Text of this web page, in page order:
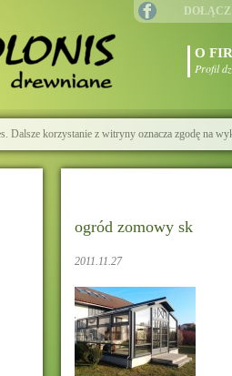
O
Profil
Dalsze korzystanie z witryny oznacza zgodę na
ogród zomowy sk
2011.11.27